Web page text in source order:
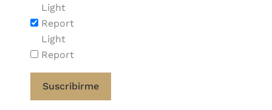
Light
Report
Light
Report